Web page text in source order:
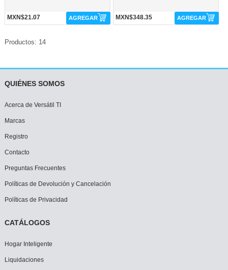
MXN$21.07 AGREGAR MXN$348.35 AGREGAR
Productos: 14
QUIÉNES SOMOS
Acerca de Versátil TI
Marcas
Registro
Contacto
Preguntas Frecuentes
Políticas de Devolución y Cancelación
Políticas de Privacidad
CATÁLOGOS
Hogar Inteligente
Liquidaciones